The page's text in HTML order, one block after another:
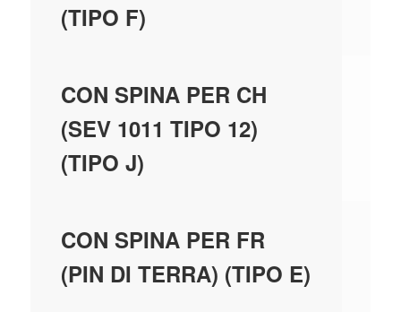
(TIPO F)
CON SPINA PER CH
(SEV 1011 TIPO 12)
(TIPO J)
CON SPINA PER FR
(PIN DI TERRA) (TIPO E)